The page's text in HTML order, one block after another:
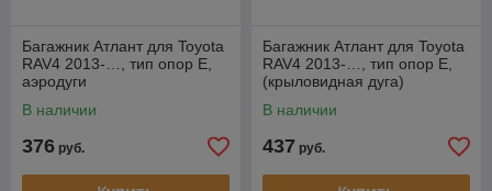
Багажник Атлант для Toyota
RAV4 2013-…, тип опор Е,
аэродуги
В наличии
376 руб.
Багажник Атлант для Toyota
RAV4 2013-…, тип опор Е,
(крыловидная дуга)
В наличии
437 руб.